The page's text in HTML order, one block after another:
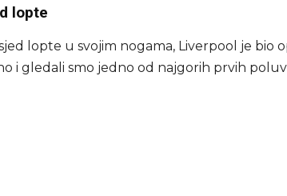
lopte
lopte u svojim nogama, Liverpool je bio
i gledali smo jedno od najgorih prvih